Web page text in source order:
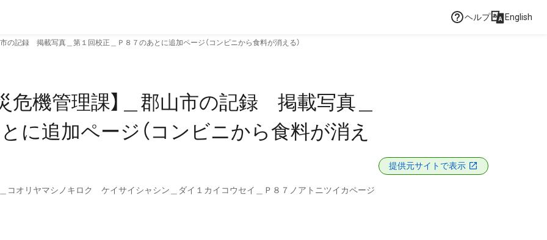
ヘルプ English
の記録 掲載写真＿第１回校正＿Ｐ８７のあとに追加ページ（コンビニから食料が消える）
危機管理課】＿郡山市の記録 掲載写真＿
に追加ページ（コンビニから食料が消え
コオリヤマシノキロク ケイサイシャシン＿ダイ１カイコウセイ＿Ｐ８７ノアトニツイカページ
提供元サイトで表示